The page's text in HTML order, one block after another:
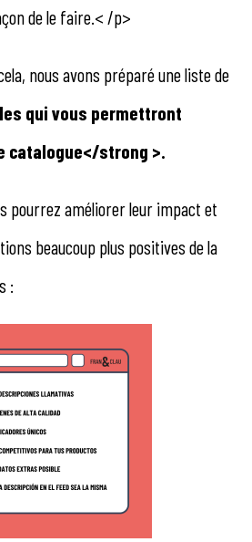
de le faire.< /p>
nous avons préparé une liste de
qui vous permettront
catalogue</strong >.
pourrez améliorer leur impact et
beaucoup plus positives de la
: